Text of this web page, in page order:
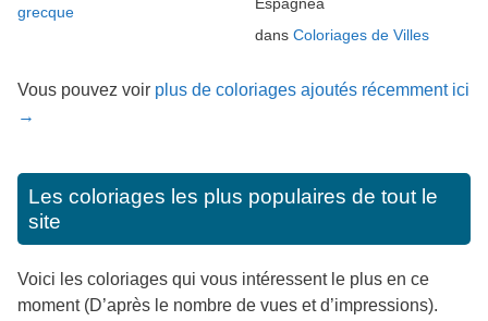
grecque
dans Coloriages de Villes
Vous pouvez voir plus de coloriages ajoutés récemment ici
→
Les coloriages les plus populaires de tout le
site
Voici les coloriages qui vous intéressent le plus en ce
moment (D’après le nombre de vues et d’impressions).